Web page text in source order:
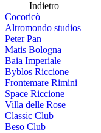
Indietro
Cocoricò
Altromondo studios
Peter Pan
Matis Bologna
Baia Imperiale
Byblos Riccione
Frontemare Rimini
Space Riccione
Villa delle Rose
Classic Club
Beso Club